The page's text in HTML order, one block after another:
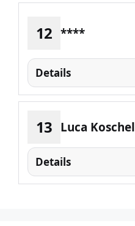
12 ****
Details
13 Luca Koschel
Details